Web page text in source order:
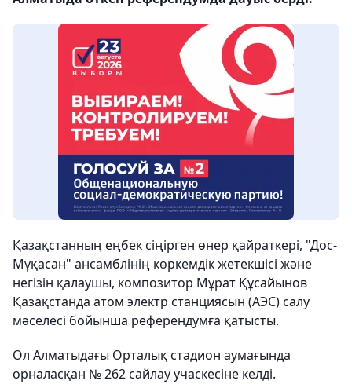
Қазақстанның еңбек сіңірген өнер қайраткері, "Дос-
Мұқасан" ансамблінің көркемдік жетекшісі және
негізін қалаушы, композитор Мұрат Құсайынов
Қазақстанда атом электр станциясын (АЭС) салу
мәселесі бойынша референдумға қатысты.
Ол Алматыдағы Орталық стадион аумағында
орналасқан № 262 сайлау учаскесіне келді.